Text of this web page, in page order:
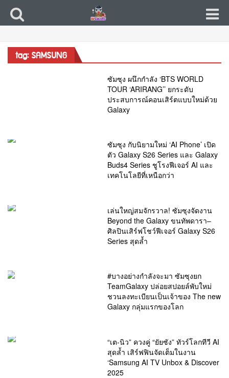
tag: SAMSUNG
ซัมซุง ผนึกกำลัง ‘BTS WORLD
TOUR ‘ARIRANG’’ ยกระดับ
ประสบการณ์คอนเสิร์ตแบบใหม่ด้วย
Galaxy
ซัมซุง กับนิยามใหม่ ‘AI Phone’ เปิด
ตัว Galaxy S26 Series และ Galaxy
Buds4 Series ชูโรงฟีเจอร์ AI และ
เทคโนโลยีที่เหนือกว่า
เล่นใหญ่สมจักรวาล! ซัมซุงจัดงาน
Beyond the Galaxy ขนทัพดารา–
ศิลปินเสิร์ฟโชว์ฟีเจอร์ Galaxy S26
Series สุดล้ำ
#บางอย่างกำลังจะมา ซัมซุงยก
TeamGalaxy ปล่อยสปอยล์พับใหม่
ชวนลงทะเบียนเป็นเจ้าของ The new
Galaxy กลุ่มแรกของโลก
“เต-นิว” ควงคู่ “ยัยซัง” ทัวร์โลกทีวี AI
สุดล้ำ เสิร์ฟฟินจัดเต็มในงาน
‘Samsung AI TV Unbox & Discover
2025